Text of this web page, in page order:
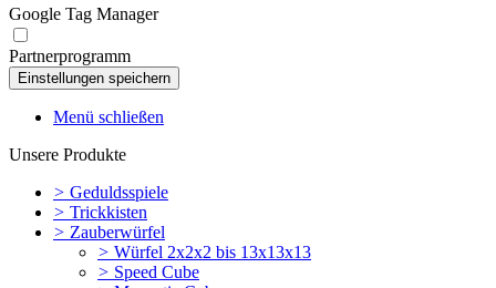
Google Tag Manager
Partnerprogramm
Menü schließen
Unsere Produkte
> Geduldsspiele
> Trickkisten
> Zauberwürfel
> Würfel 2x2x2 bis 13x13x13
> Speed Cube